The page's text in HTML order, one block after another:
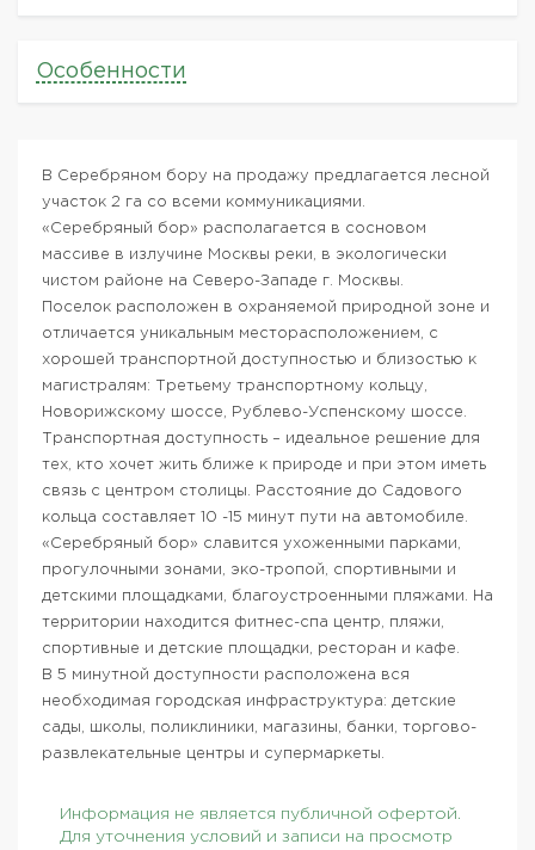
Особенности
В Серебряном бору на продажу предлагается лесной
участок 2 га со всеми коммуникациями.
«Серебряный бор» располагается в сосновом
массиве в излучине Москвы реки, в экологически
чистом районе на Северо-Западе г. Москвы.
Поселок расположен в охраняемой природной зоне и
отличается уникальным месторасположением, с
хорошей транспортной доступностью и близостью к
магистралям: Третьему транспортному кольцу,
Новорижскому шоссе, Рублево-Успенскому шоссе.
Транспортная доступность – идеальное решение для
тех, кто хочет жить ближе к природе и при этом иметь
связь с центром столицы. Расстояние до Садового
кольца составляет 10 -15 минут пути на автомобиле.
«Серебряный бор» славится ухоженными парками,
прогулочными зонами, эко-тропой, спортивными и
детскими площадками, благоустроенными пляжами. На
территории находится фитнес-спа центр, пляжи,
спортивные и детские площадки, ресторан и кафе.
В 5 минутной доступности расположена вся
необходимая городская инфраструктура: детские
сады, школы, поликлиники, магазины, банки, торгово-
развлекательные центры и супермаркеты.
Информация не является публичной офертой.
Для уточнения условий и записи на просмотр